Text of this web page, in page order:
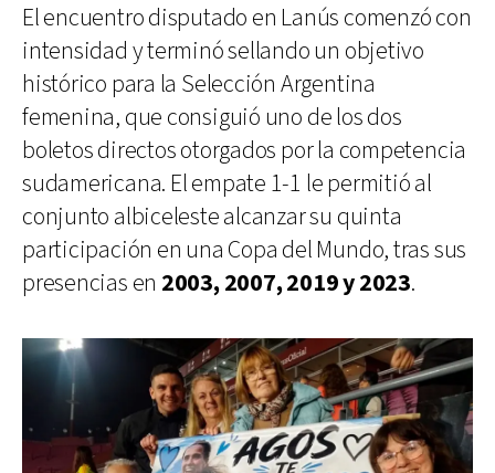
El encuentro disputado en Lanús comenzó con
intensidad y terminó sellando un objetivo
histórico para la Selección Argentina
femenina, que consiguió uno de los dos
boletos directos otorgados por la competencia
sudamericana. El empate 1-1 le permitió al
conjunto albiceleste alcanzar su quinta
participación en una Copa del Mundo, tras sus
presencias en 2003, 2007, 2019 y 2023.